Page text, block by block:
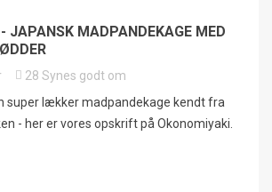
JAPANSK MADPANDEKAGE MED
28 Synes godt om
super lækker madpandekage kendt fra
- her er vores opskrift på Okonomiyaki.